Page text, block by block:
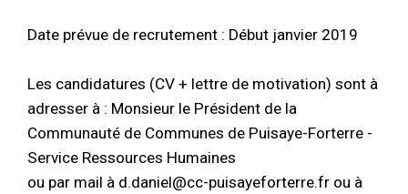
Date prévue de recrutement : Début janvier 2019
Les candidatures (CV + lettre de motivation) sont à
adresser à : Monsieur le Président de la
Communauté de Communes de Puisaye-Forterre -
Service Ressources Humaines
ou par mail à d.daniel@cc-puisayeforterre.fr ou à